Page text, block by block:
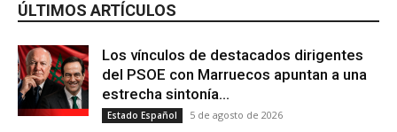
ÚLTIMOS ARTÍCULOS
Los vínculos de destacados dirigentes
del PSOE con Marruecos apuntan a una
estrecha sintonía...
Estado Español 5 de agosto de 2026